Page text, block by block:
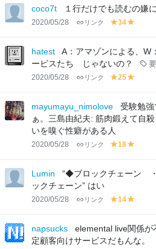
lo
w
lo
w
coco7t １行だけでも読むの嫌
2020/05/28 リンク
y
lo
w
34
lo
w
hatest
A：アマゾンによる、W
ービスたち じゃないの？
2020/05/28 リンク
y
lo
w
25
lo
w
mayumayu_nimolove
受験勉
ぁ。三島由紀夫: 筋肉鍛えて自
いを嗅ぐ性癖がある人
2020/05/28 リンク
y
lo
18
Lumin
“◆ブロックチェーン
ックチェーン” はい
2020/05/28 リンク
y
lo
w
14
lo
w
napsucks
elemental live関係が
定顧客向けサービスだもんな。